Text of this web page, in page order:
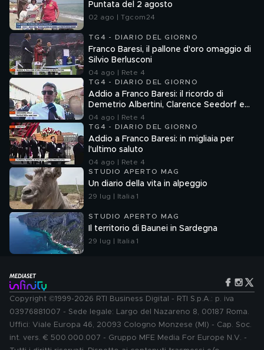
Puntata del 2 agosto
02 ago | Tgcom24
TG4 - DIARIO DEL GIORNO
Franco Baresi, il pallone d'oro omaggio di
Silvio Berlusconi
04 ago | Rete 4
TG4 - DIARIO DEL GIORNO
Addio a Franco Baresi: il ricordo di
Demetrio Albertini, Clarence Seedorf e
Giovanni Galli
04 ago | Rete 4
TG4 - DIARIO DEL GIORNO
Addio a Franco Baresi: in migliaia per
l'ultimo saluto
04 ago | Rete 4
STUDIO APERTO MAG
Un diario della vita in alpeggio
29 lug | Italia 1
STUDIO APERTO MAG
Il territorio di Baunei in Sardegna
29 lug | Italia 1
Copyright ©1999-2026 RTI Business Digital - RTI S.p.A.: p. iva
03976881007 - Sede legale: Largo del Nazareno 8, 00187 Roma.
Uffici: Viale Europa 46, 20093 Cologno Monzese (MI) - Cap. Soc.
int. vers. € 500.000.007 - Gruppo MFE Media For Europe N.V. -